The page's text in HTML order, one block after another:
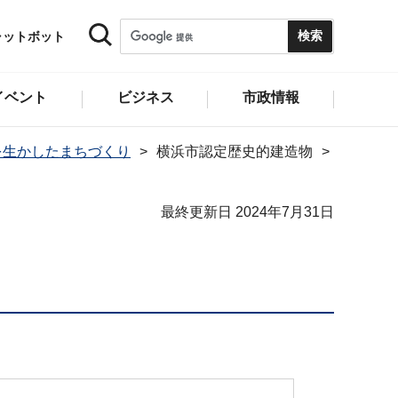
トボット
ント ビジネス 市政情報
かしたまちづくり 横浜市認定歴史的建造物
最終更新日 2024年7月31日